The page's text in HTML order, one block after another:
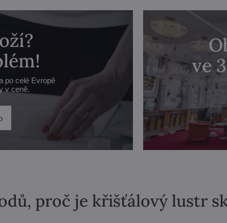
po celé Evropě
v ceně.
ve
proč je křišťálový lustr